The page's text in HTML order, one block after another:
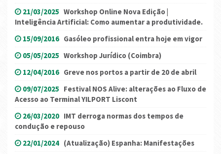
21/03/2025 Workshop Online Nova Edição |
Inteligência Artificial: Como aumentar a produtividade.
15/09/2016 Gasóleo profissional entra hoje em vigor
05/05/2025 Workshop Jurídico (Coimbra)
12/04/2016 Greve nos portos a partir de 20 de abril
09/07/2025 Festival NOS Alive: alterações ao Fluxo de
Acesso ao Terminal YILPORT Liscont
26/03/2020 IMT derroga normas dos tempos de
condução e repouso
22/01/2024 (Atualização) Espanha: Manifestações